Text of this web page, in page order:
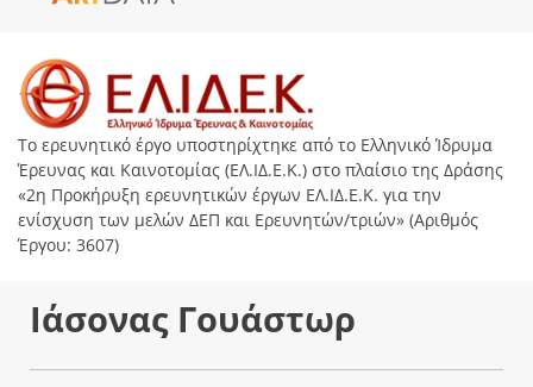
Το ερευνητικό έργο υποστηρίχτηκε από το Ελληνικό Ίδρυμα
Έρευνας και Καινοτομίας (ΕΛ.ΙΔ.Ε.Κ.) στο πλαίσιο της Δράσης
«2η Προκήρυξη ερευνητικών έργων ΕΛ.ΙΔ.Ε.Κ. για την
ενίσχυση των μελών ΔΕΠ και Ερευνητών/τριών» (Αριθμός
Έργου: 3607)
Ιάσονας Γουάστωρ